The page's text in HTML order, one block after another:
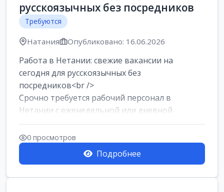
русскоязычных без посредников
Требуются
Натания Опубликовано: 16.06.2026
Работа в Нетании: свежие вакансии на
сегодня для русскоязычных без
посредников<br />
Срочно требуется рабочий персонал в
Нетании с еженедельной или дневной
оплатой<br />
Свежие вакансии в Нетании дл...
0 просмотров
Подробнее